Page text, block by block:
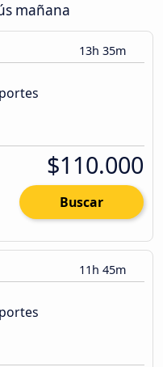
mañana
13h 35m
$110.000
Buscar
11h 45m